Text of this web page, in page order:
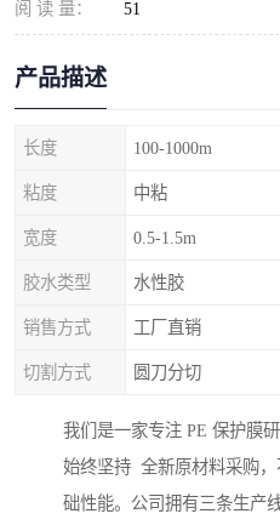
阅 读 量： 51
产品描述
长度 100-1000m
粘度 中粘
宽度 0.5-1.5m
胶水类型 水性胶
销售方式 工厂直销
切割方式 圆刀分切
我们是一家专注 PE 保护膜
始终坚持 全新原材料采购
础性能。公司拥有三条生产